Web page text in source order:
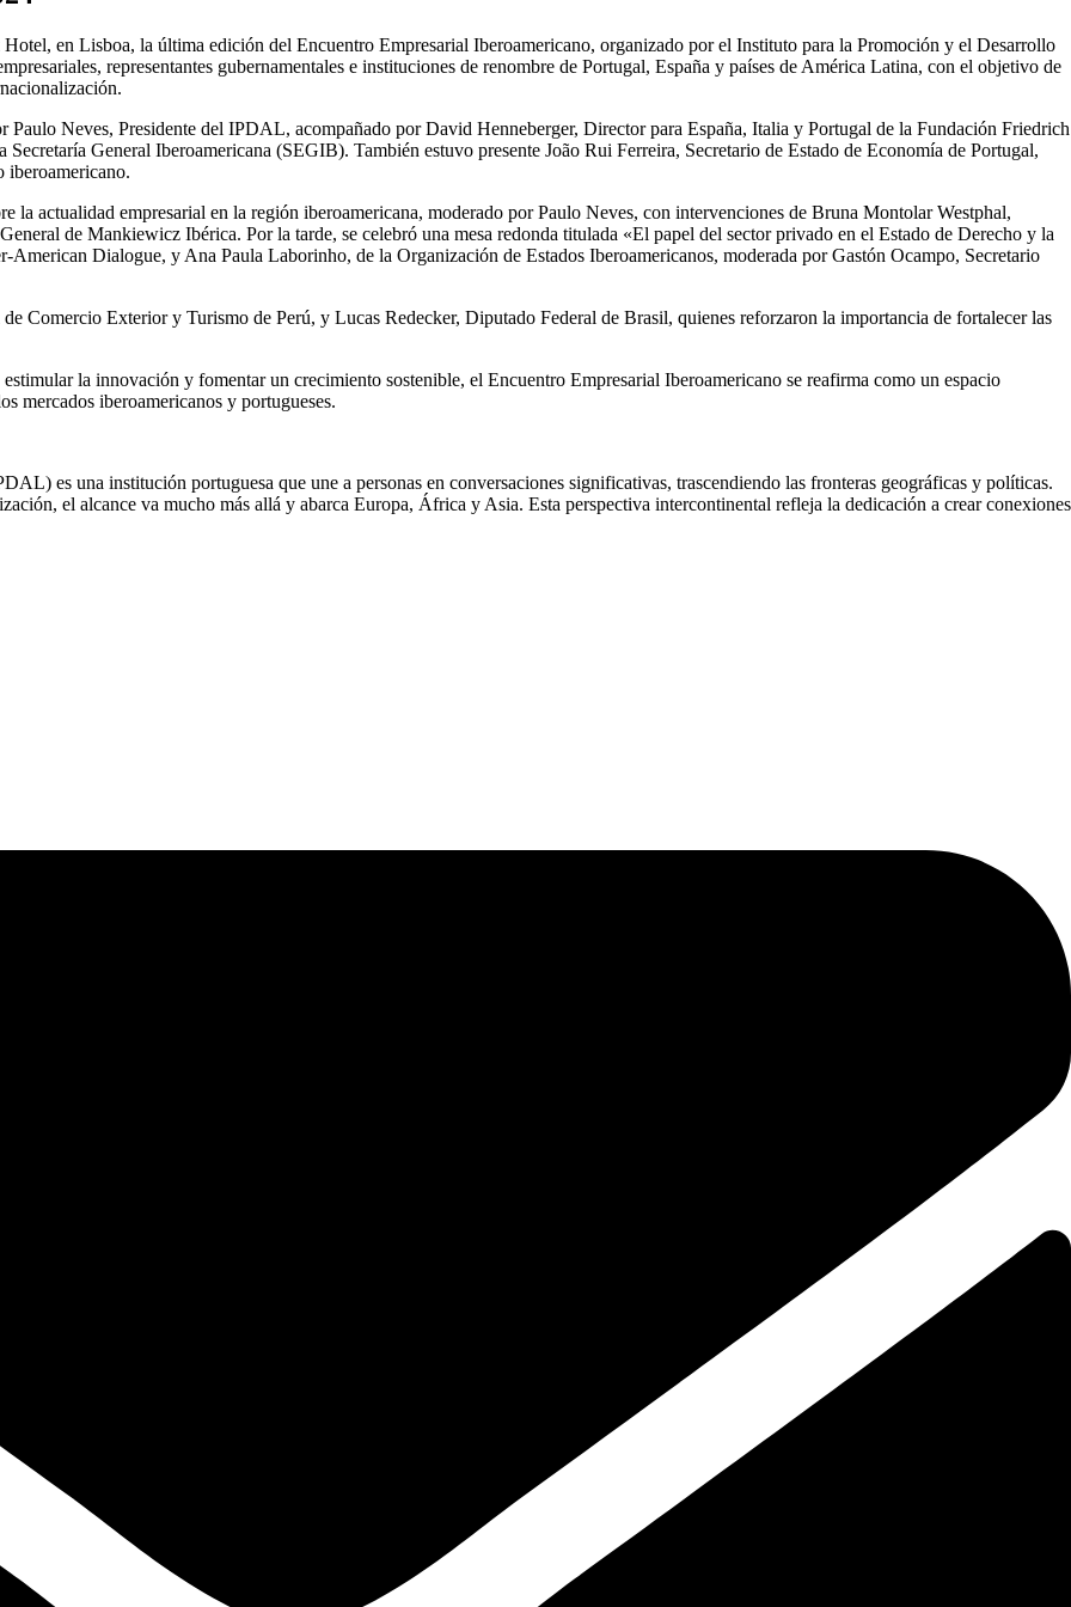
en Lisboa, la última edición del Encuentro Empresarial Iberoamericano, organizado por el Instituto para la Promoción y el Desarrollo
representantes gubernamentales e instituciones de renombre de Portugal, España y países de América Latina, con el objetivo de
Neves, Presidente del IPDAL, acompañado por David Henneberger, Director para España, Italia y Portugal de la Fundación Friedrich
General Iberoamericana (SEGIB). También estuvo presente João Rui Ferreira, Secretario de Estado de Economía de Portugal,
iberoamericano.
la actualidad empresarial en la región iberoamericana, moderado por Paulo Neves, con intervenciones de Bruna Montolar Westphal,
de Mankiewicz Ibérica. Por la tarde, se celebró una mesa redonda titulada «El papel del sector privado en el Estado de Derecho y la
Dialogue, y Ana Paula Laborinho, de la Organización de Estados Iberoamericanos, moderada por Gastón Ocampo, Secretario
Comercio Exterior y Turismo de Perú, y Lucas Redecker, Diputado Federal de Brasil, quienes reforzaron la importancia de fortalecer las
la innovación y fomentar un crecimiento sostenible, el Encuentro Empresarial Iberoamericano se reafirma como un espacio
mercados iberoamericanos y portugueses.
es una institución portuguesa que une a personas en conversaciones significativas, trascendiendo las fronteras geográficas y políticas.
el alcance va mucho más allá y abarca Europa, África y Asia. Esta perspectiva intercontinental refleja la dedicación a crear conexiones